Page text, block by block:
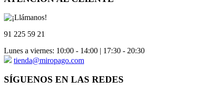
91 225 59 21
Lunes a viernes: 10:00 - 14:00 | 17:30 - 20:30
tienda@miropago.com
SÍGUENOS EN LAS REDES